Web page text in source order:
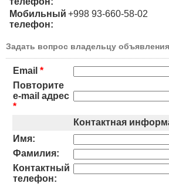
Мобильный
телефон:
+998 93-660-58-02
Задать вопрос владельцу объявления
Email *
Повторите
e-mail адрес
*
Контактная
Имя:
Фамилия:
Контактный
телефон: